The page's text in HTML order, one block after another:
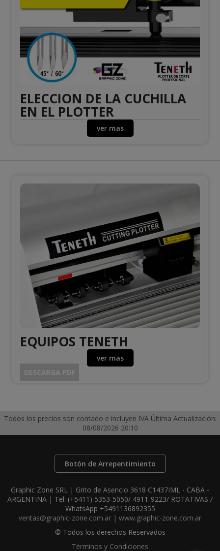
ELECCION DE LA CUCHILLA
EN EL PLOTTER
ver mas
EQUIPOS TENETH
ver mas
DESCARGA PDF
Todos los precios son contado e incluyen IVA Última Actualización:
08/08/2026 20:10
Botón de Arrepentimiento
Graphic Zone SRL | Grito de Asencio 3618 C1437IML - CABA -
ARGENTINA | Tel: (+5411) 5353-5050/ 4911-9223/ ROTATIVAS /
WhatsApp +5491136892355
ventas@graphic-zone.com.ar | www.graphic-zone.com.ar
© Todos los derechos Reservados
Términos y Condiciones